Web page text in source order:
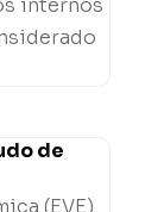
internos
de
(EVE)